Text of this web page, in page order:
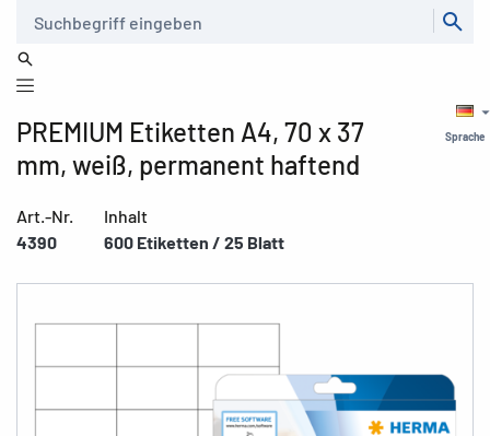
Sprache
PREMIUM Etiketten A4, 70 x 37
mm, weiß, permanent haftend
Art.-Nr.
4390
Inhalt
600 Etiketten / 25 Blatt